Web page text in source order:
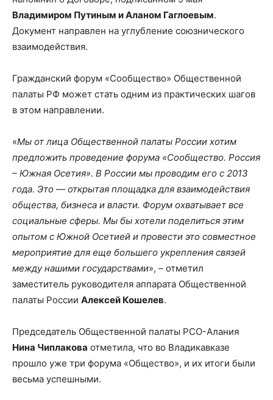
Владимиром Путиным и Аланом Гаглоевым.
Документ направлен на углубление союзнического
взаимодействия.
Гражданский форум «Сообщество» Общественной
палаты РФ может стать одним из практических шагов
в этом направлении.
«Мы от лица Общественной палаты России хотим
предложить проведение форума «Сообщество. Россия
– Южная Осетия». В России мы проводим его с 2013
года. Это — открытая площадка для взаимодействия
общества, бизнеса и власти. Форум охватывает все
социальные сферы. Мы бы хотели поделиться этим
опытом с Южной Осетией и провести это совместное
мероприятие для еще большего укрепления связей
между нашими государствами», – отметил
заместитель руководителя аппарата Общественной
палаты России Алексей Кошелев.
Председатель Общественной палаты РСО-Алания
Нина Чиплакова отметила, что во Владикавказе
прошло уже три форума «Общество», и их итоги были
весьма успешными.